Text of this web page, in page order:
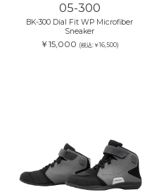
05-300
BK-300 Dial Fit WP Microfiber
Sneaker
￥15,000 (税込:￥16,500)